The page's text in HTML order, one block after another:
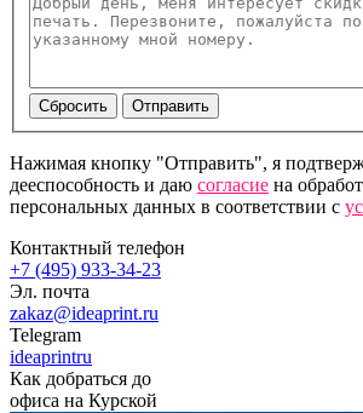
Нажимая кнопку "Отправить", я
дееспособность и даю согласие на
персональных данных в соответствии с
Контактный телефон
+7 (495) 933-34-23
Эл. почта
zakaz@ideaprint.ru
Telegram
ideaprintru
Как добраться до
офиса на Курской